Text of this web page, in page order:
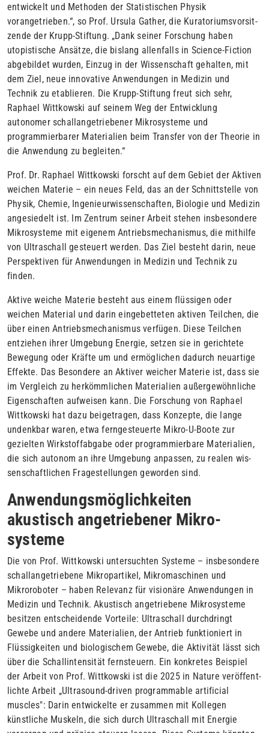
entwickelt und Methoden der Statisti­schen Physik
vorangetrieben.“, so Prof. Ursula Gather, die Kuratori­umsvorsit­
zende der Krupp-Stiftung. „Dank seiner Forschung haben
utopistische Ansätze, die bislang allenfalls in Science-Fiction
abge­bildet wurden, Einzug in der Wissenschaft gehalten, mit
dem Ziel, neue innovative Anwendungen in Medizin und
Technik zu etablie­ren. Die Krupp-Stiftung freut sich sehr,
Raphael Wittkowski auf sei­nem Weg der Entwicklung
autonomer schallangetriebener Mikro­sys­teme und
programmierbarer Materialien beim Transfer von der The­orie in
die Anwendung zu begleiten.“
Prof. Dr. Raphael Wittkowski forscht auf dem Gebiet der Aktiven
weichen Materie – ein neues Feld, das an der Schnittstelle von
Phy­sik, Chemie, In­genieurwissenschaften, Biologie und Medizin
an­ge­siedelt ist. Im Zentrum seiner Arbeit stehen insbesondere
Mikro­sys­teme mit eige­nem Antriebsmechanismus, die mithilfe
von Ultra­schall gesteuert werden. Das Ziel besteht darin, neue
Perspektiven für Anwendungen in Medizin und Technik zu
finden.
Aktive weiche Materie besteht aus einem flüssigen oder
weichen Material und darin eingebetteten aktiven Teilchen, die
über einen Antriebsmechanismus verfügen. Diese Teilchen
entziehen ihrer Um­gebung Energie, setzen sie in gerichtete
Bewegung oder Kräfte um und ermöglichen dadurch neuartige
Effekte. Das Besondere an Akti­ver weicher Materie ist, dass sie
im Vergleich zu herkömmlichen Ma­terialien außergewöhnliche
Eigenschaften aufweisen kann. Die Forschung von Raphael
Wittkowski hat dazu beigetragen, dass Kon­zepte, die lange
undenkbar waren, etwa ferngesteuerte Mikro-U-Boote zur
gezielten Wirkstoffabgabe oder programmierbare Materi­alien,
die sich autonom an ihre Umgebung anpassen, zu realen wis­
sen­schaftlichen Fragestellungen gewor­den sind.
Anwendungsmöglichkeiten
akustisch angetriebener Mikro­
systeme
Die von Prof. Wittkowski untersuchten Systeme – insbesondere
schallangetriebene Mikropartikel, Mikromaschinen und
Mikrorobo­ter – haben Relevanz für visionäre Anwendungen in
Medizin und Technik. Akustisch angetriebene Mikrosysteme
besitzen ent­schei­dende Vorteile: Ultraschall durchdringt
Gewebe und andere Materi­alien, der Antrieb funktio­niert in
Flüssigkeiten und biologi­schem Gewebe, die Aktivität lässt sich
über die Schallintensität fernsteuern. Ein konkretes Beispiel
der Arbeit von Prof. Wittkowski ist die 2025 in Nature veröffent­
lichte Arbeit „Ultrasound-driven programmable artificial
muscles": Darin entwickelte er zusammen mit Kollegen
künstliche Muskeln, die sich durch Ultraschall mit Energie